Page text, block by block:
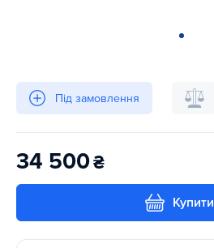
Під замовлення
34 500₴
Купити